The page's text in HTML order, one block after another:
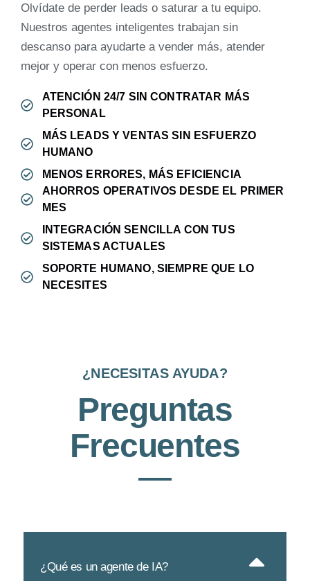
Olvídate de perder leads o saturar a tu equipo.
Nuestros agentes inteligentes trabajan sin
descanso para ayudarte a vender más, atender
mejor y operar con menos esfuerzo.
ATENCIÓN 24/7 SIN CONTRATAR MÁS
PERSONAL
MÁS LEADS Y VENTAS SIN ESFUERZO
HUMANO
MENOS ERRORES, MÁS EFICIENCIA
AHORROS OPERATIVOS DESDE EL PRIMER
MES
INTEGRACIÓN SENCILLA CON TUS
SISTEMAS ACTUALES
SOPORTE HUMANO, SIEMPRE QUE LO
NECESITES
¿NECESITAS AYUDA?
Preguntas
Frecuentes
¿Qué es un agente de IA?